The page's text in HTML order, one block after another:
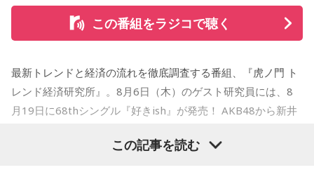
発売日：2026年10月14日（水）
仕様：CD
＜収録曲＞
01. Twilight Run
02. SO-DAYONE !
04. Marmalade Island
/ NEK! / ネ★ナイト / Bye-Bye-Handの方程式 / Pastel Tang
Club / パスピエ / harha / HALLEY / Hello Hello / Be my Girl
FUJIBASE / BLACK BERRY TIMES / a frankenlouie / ブラン
デー戦記 / フリージアン / Voice Connect / the Po / bokula. /
PompadollS / Massclub / まつむら かなう / 丸山純奈 / ミー
Mom / meiyo / 名誉伝説 / mekakushe / MONONOKE / 桃色
まだ見ぬアーティストとの出会いも、お気に入りのアーティ
MINAMI WHEELならでは。
今年も大阪・ミナミの街から、新たな音楽との出会いをお届
けします。どうぞご期待ください。
この番組をラジコで聴く
最新トレンドと経済の流れを徹底調査する番組、『虎ノ門 ト
レンド経済研究所』。8月6日（木）のゲスト研究員には、8
月19日に68thシングル『好きish』が発売！ AKB48から新井
の「ラジオiNEWS」以来、およそ3年ぶりの出演。行天優莉奈
この記事を読む